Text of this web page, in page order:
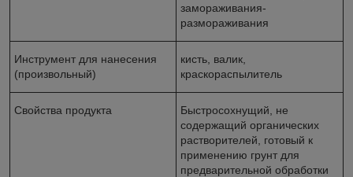
замораживания-
размораживания
Инструмент для нанесения
(произвольный)
кисть, валик,
краскораспылитель
Свойства продукта
Быстросохнущий, не
содержащий органических
растворителей, готовый к
применению грунт для
предварительной обработки